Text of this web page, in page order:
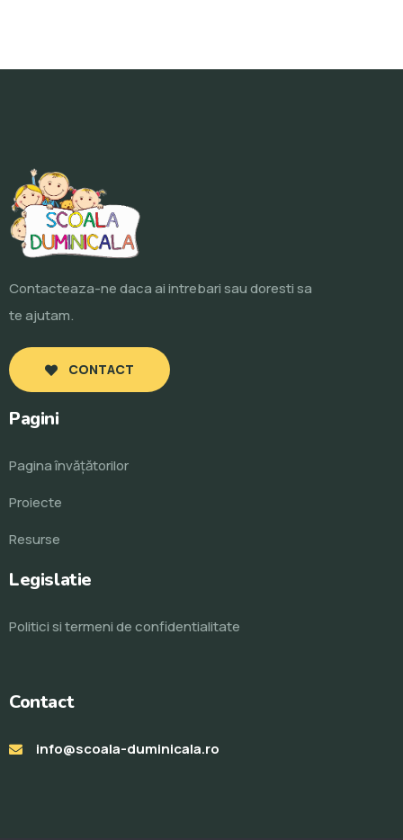
Contacteaza-ne daca ai intrebari sau doresti sa
te ajutam.
CONTACT
Pagini
Pagina învăţătorilor
Proiecte
Resurse
Legislatie
Politici si termeni de confidentialitate
Contact
info@scoala-duminicala.ro